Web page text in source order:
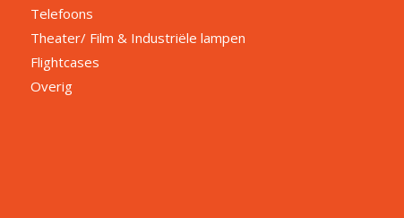
Telefoons
Theater/ Film & Industriële lampen
Flightcases
Overig